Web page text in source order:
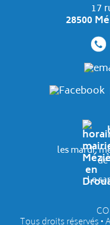
17
28500
les mardi,
de
Le